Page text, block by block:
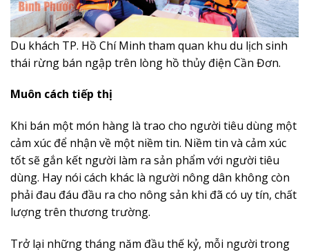
Du khách TP. Hồ Chí Minh tham quan khu du lịch sinh
thái rừng bán ngập trên lòng hồ thủy điện Cần Đơn.
Muôn cách tiếp thị
Khi bán một món hàng là trao cho người tiêu dùng một
cảm xúc để nhận về một niềm tin. Niềm tin và cảm xúc
tốt sẽ gắn kết người làm ra sản phẩm với người tiêu
dùng. Hay nói cách khác là người nông dân không còn
phải đau đáu đầu ra cho nông sản khi đã có uy tín, chất
lượng trên thương trường.
Trở lại những tháng năm đầu thế kỷ, mỗi người trong